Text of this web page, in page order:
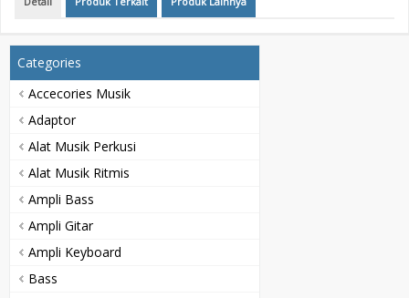
Categories
Accecories Musik
Adaptor
Alat Musik Perkusi
Alat Musik Ritmis
Ampli Bass
Ampli Gitar
Ampli Keyboard
Bass